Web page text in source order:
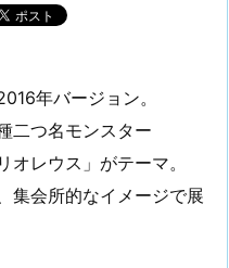
年バージョン。
二つ名モンスター
オレウス」がテーマ。
集会所的なイメージで展